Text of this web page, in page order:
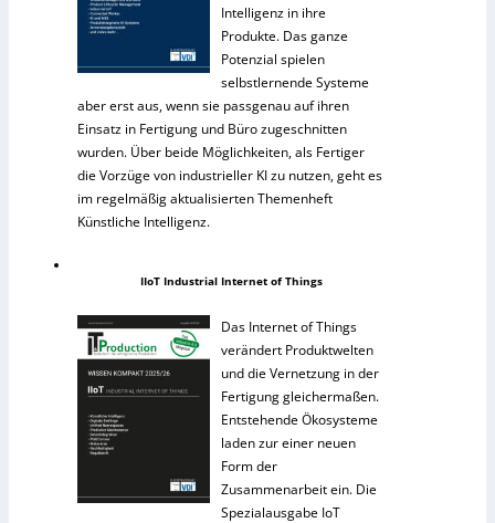
Intelligenz in ihre
Produkte. Das ganze
Potenzial spielen
selbstlernende Systeme
aber erst aus, wenn sie passgenau auf ihren
Einsatz in Fertigung und Büro zugeschnitten
wurden. Über beide Möglichkeiten, als Fertiger
die Vorzüge von industrieller KI zu nutzen, geht es
im regelmäßig aktualisierten Themenheft
Künstliche Intelligenz.
IIoT Industrial Internet of Things
Das Internet of Things
verändert Produktwelten
und die Vernetzung in der
Fertigung gleichermaßen.
Entstehende Ökosysteme
laden zur einer neuen
Form der
Zusammenarbeit ein. Die
Spezialausgabe IoT